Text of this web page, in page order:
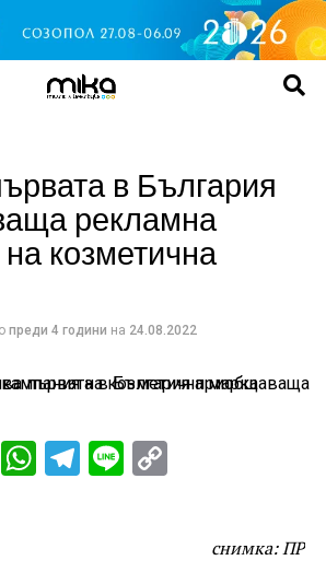
в България
рекламна
козметична
преди 4 години на 24.08.2022
ViberWhatsApp
Telegram
Line
снимка: ПР